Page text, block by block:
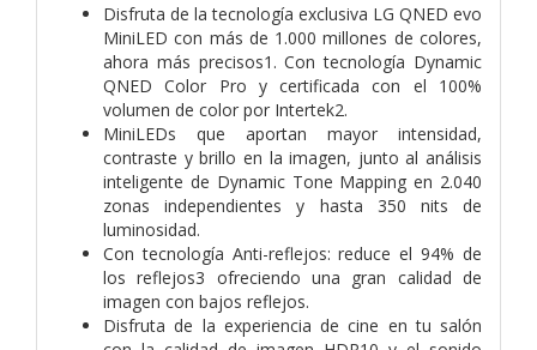
Disfruta de la tecnología exclusiva LG QNED evo
MiniLED con más de 1.000 millones de colores,
ahora más precisos1. Con tecnología Dynamic
QNED Color Pro y certificada con el 100%
volumen de color por Intertek2.
MiniLEDs que aportan mayor intensidad,
contraste y brillo en la imagen, junto al análisis
inteligente de Dynamic Tone Mapping en 2.040
zonas independientes y hasta 350 nits de
luminosidad.
Con tecnología Anti-reflejos: reduce el 94% de
los reflejos3 ofreciendo una gran calidad de
imagen con bajos reflejos.
Disfruta de la experiencia de cine en tu salón